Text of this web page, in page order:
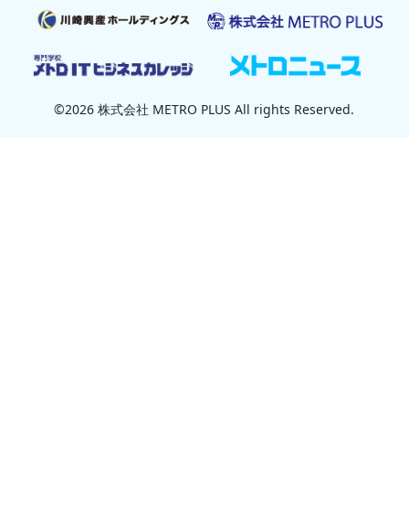
©2026 株式会社 METRO PLUS All rights Reserved.